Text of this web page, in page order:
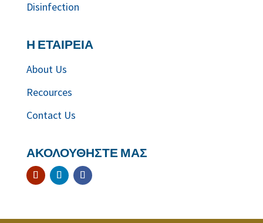
Disinfection
Η ΕΤΑΙΡΕΙΑ
About Us
Recources
Contact Us
ΑΚΟΛΟΥΘΗΣΤΕ ΜΑΣ